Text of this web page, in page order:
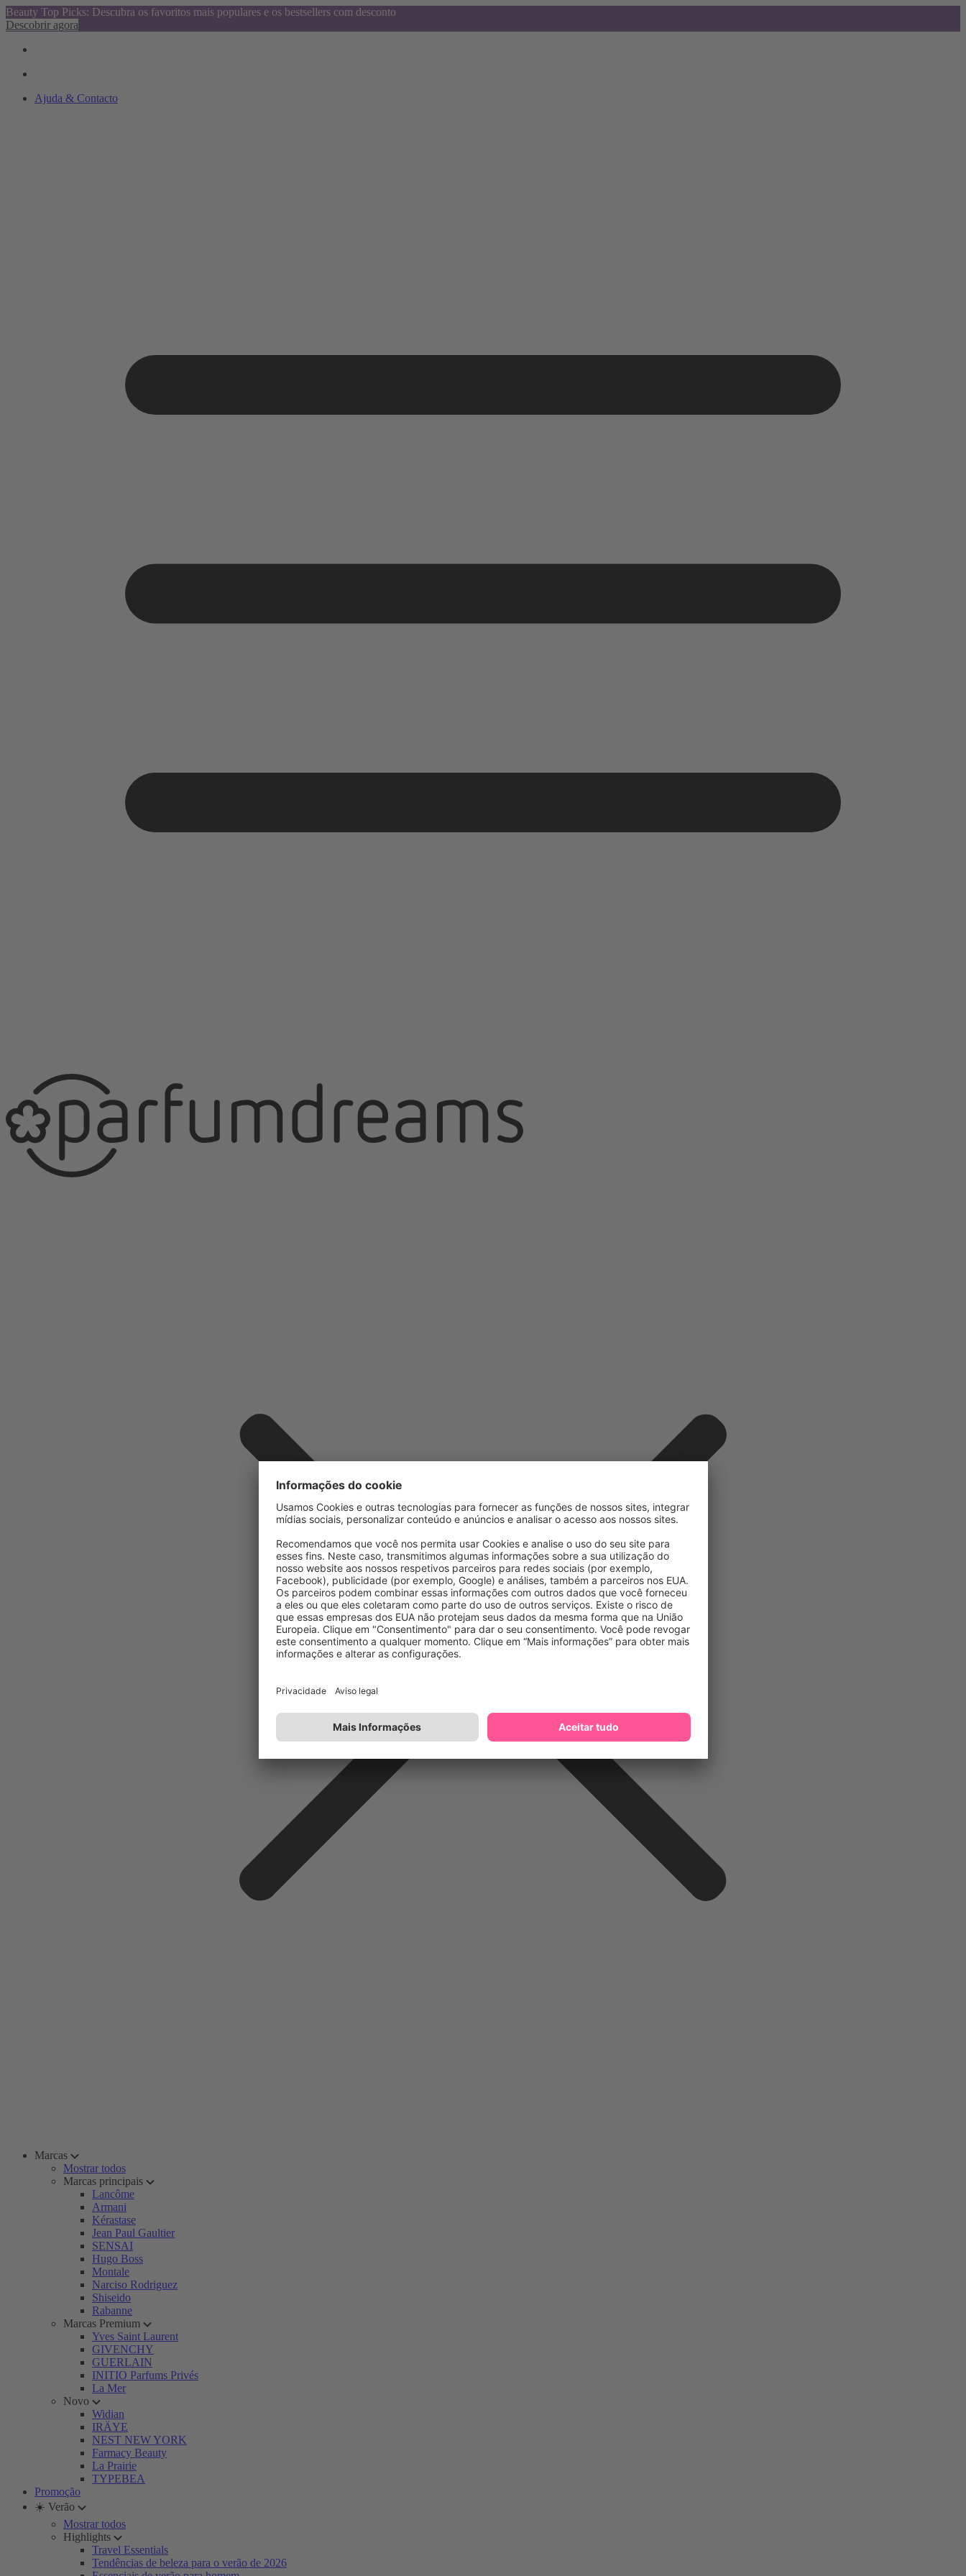
Beauty Top Picks: Descubra os favoritos mais populares e os bestsellers com desconto
Descobrir agora
Ajuda & Contacto
Marcas
Mostrar todos
Marcas principais
Lancôme
Armani
Kérastase
Jean Paul Gaultier
SENSAI
Hugo Boss
Montale
Narciso Rodriguez
Shiseido
Rabanne
Marcas Premium
Yves Saint Laurent
GIVENCHY
GUERLAIN
INITIO Parfums Privés
La Mer
Novo
Widian
IRÄYE
NEST NEW YORK
Farmacy Beauty
La Prairie
TYPEBEA
Promoção
☀️ Verão
Mostrar todos
Highlights
Travel Essentials
Tendências de beleza para o verão de 2026